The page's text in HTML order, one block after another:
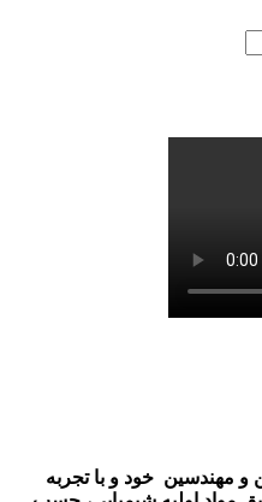
و مهندسین خود و با تجربه